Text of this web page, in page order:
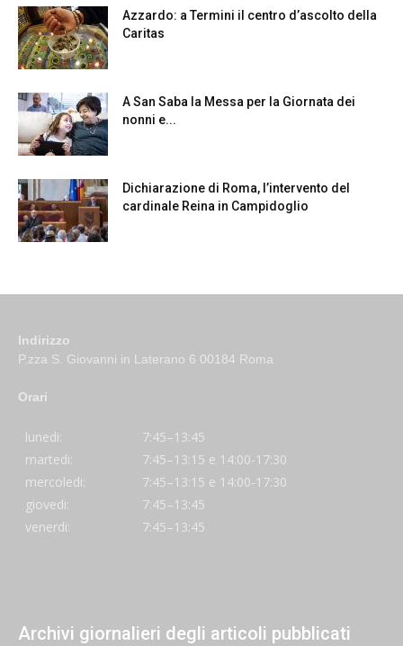
Azzardo: a Termini il centro d’ascolto della
Caritas
A San Saba la Messa per la Giornata dei
nonni e...
Dichiarazione di Roma, l’intervento del
cardinale Reina in Campidoglio
Indirizzo
P.zza S. Giovanni in Laterano 6 00184 Roma
Orari
lunedi:
7:45–13:45
martedi:
7:45–13:15 e 14:00-17:30
mercoledi:
7:45–13:15 e 14:00-17:30
giovedi:
7:45–13:45
venerdi:
7:45–13:45
Archivi giornalieri degli articoli pubblicati